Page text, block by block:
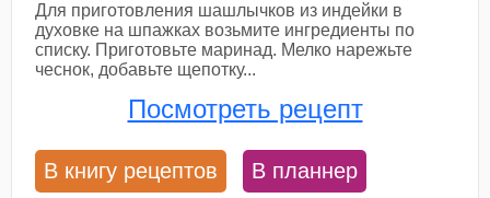
Для приготовления шашлычков из индейки в
духовке на шпажках возьмите ингредиенты по
списку. Приготовьте маринад. Мелко нарежьте
чеснок, добавьте щепотку...
Посмотреть рецепт
В книгу рецептов В планнер